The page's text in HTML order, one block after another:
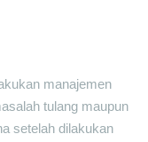
manajemen
tulang maupun
setelah dilakukan